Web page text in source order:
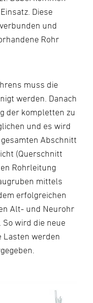
Diese
und
Rohr
muss die
werden. Danach
der kompletten zu
und es wird
Abschnitt
(Querschnitt
Rohrleitung
mittels
erfolgreichen
Alt- und Neurohr
wird die neue
Lasten werden